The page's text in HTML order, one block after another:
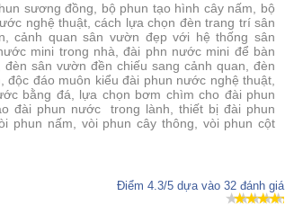
sương đồng, bộ phun tạo hình cây nấm, bộ
nghệ thuật, cách lựa chọn đèn trang trí sân
cảnh quan sân vườn đẹp với hệ thống sân
mini trong nhà, đài phn nước mini để bàn
sân vườn đền chiếu sang cảnh quan, đèn
đáo muôn kiểu đài phun nước nghệ thuật,
bằng đá, lựa chọn bơm chìm cho đài phun
đài phun nước trong lành, thiết bị đài phun
phun nấm, vòi phun cây thông, vòi phun cột
Điểm 4.3/5 dựa vào 32 đánh giá